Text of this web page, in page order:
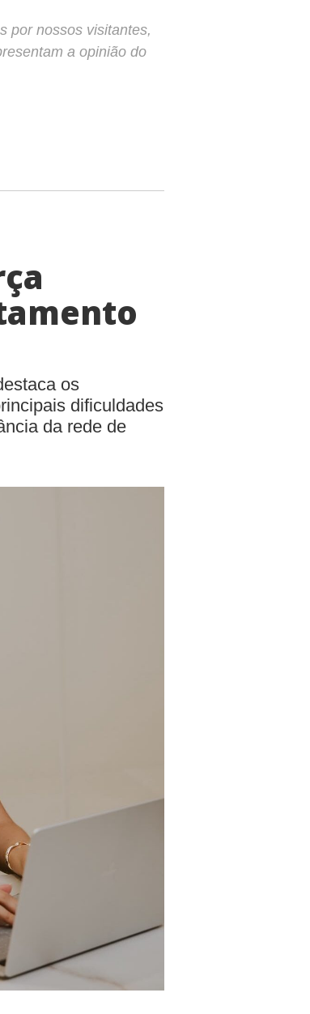
por nossos visitantes,
a opinião do
os
dificuldades
da rede de